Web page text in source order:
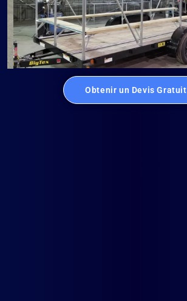
Obtenir un Devis Gratuit